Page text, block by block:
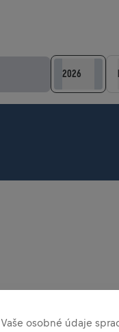
2026
Vaše osobné údaje